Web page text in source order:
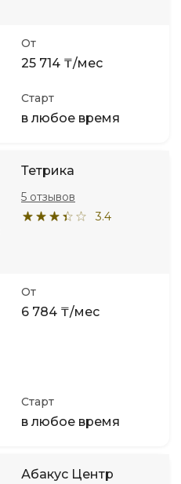
От
25 714 ₸/мес
Старт
в любое время
Тетрика
3.4
5 отзывов
От
6 784 ₸/мес
Старт
в любое время
Абакус Центр